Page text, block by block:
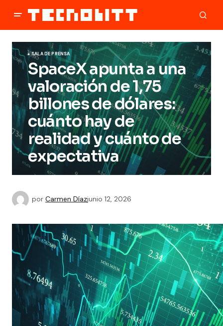
SALA DE PRENSA
SpaceX apunta a una
valoración de 1,75
billones de dólares:
cuánto hay de
realidad y cuánto de
expectativa
por Carmen Díazjunio 12, 2026